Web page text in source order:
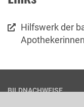
Hilfswerk der
BILDNACHWEISE